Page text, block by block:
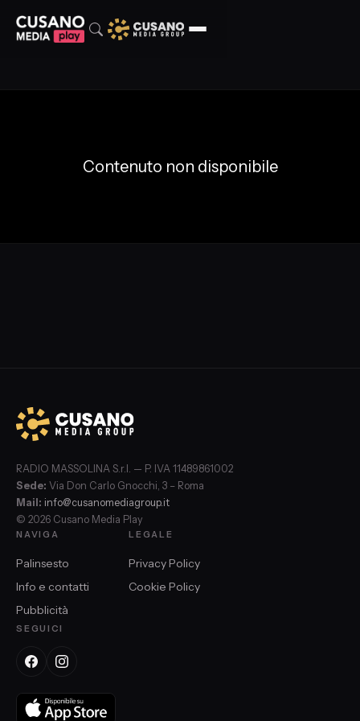
Contenuto non disponibile
RADIO MASSOLINA S.r.l. — P. IVA 11489861002
Sede: Via Don Carlo Gnocchi, 3 – Roma
Mail: info@cusanomediagroup.it
© 2026 Cusano Media Play
NAVIGA
Palinsesto
Info e contatti
Pubblicità
LEGALE
Privacy Policy
Cookie Policy
SEGUICI